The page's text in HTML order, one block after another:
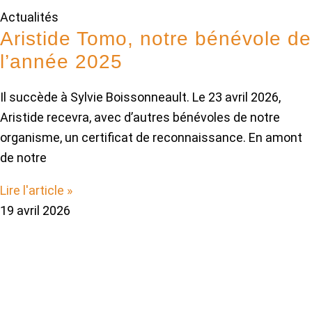
Actualités
Aristide Tomo, notre bénévole de
l’année 2025
Il succède à Sylvie Boissonneault. Le 23 avril 2026,
Aristide recevra, avec d’autres bénévoles de notre
organisme, un certificat de reconnaissance. En amont
de notre
Lire l'article »
19 avril 2026